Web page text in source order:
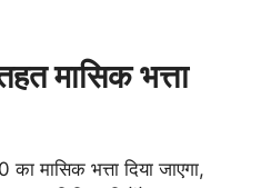
मासिक भत्ता
का मासिक भत्ता दिया जाएगा,